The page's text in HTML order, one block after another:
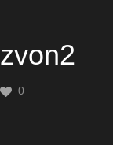
zvon2
0